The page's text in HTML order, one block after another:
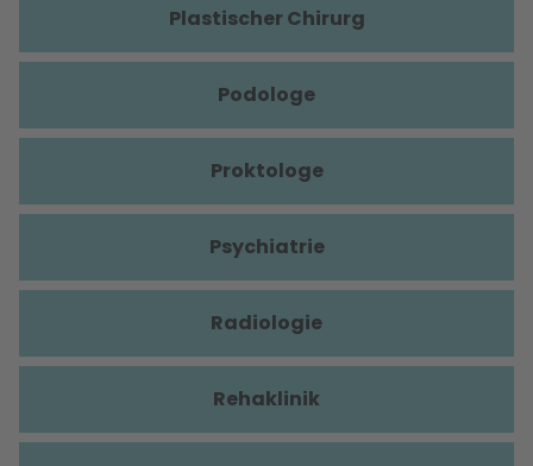
Plastischer Chirurg
Podologe
Proktologe
Psychiatrie
Radiologie
Rehaklinik